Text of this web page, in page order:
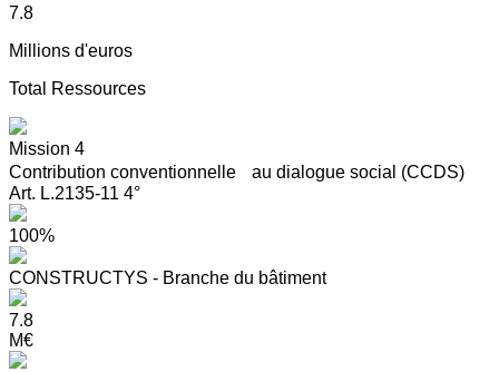
7.8
Millions d'euros
Total Ressources
Mission 4
Contribution conventionnelle au dialogue social (CCDS)
Art. L.2135-11 4°
100%
CONSTRUCTYS - Branche du bâtiment
7.8
M€